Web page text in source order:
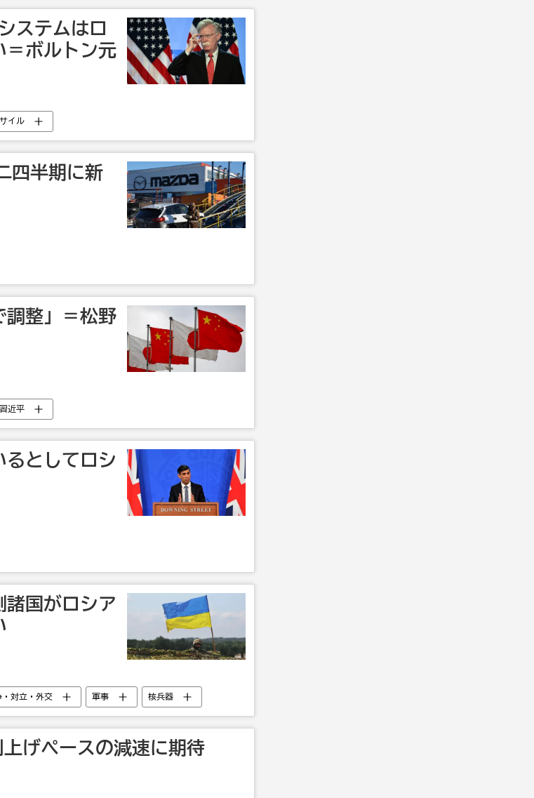
ステムはロ
＝ボルトン元
イル
四半期に新
整」＝松野
習近平
としてロシ
国がロシア
対立・外交 軍事 核兵器
げペースの減速に期待